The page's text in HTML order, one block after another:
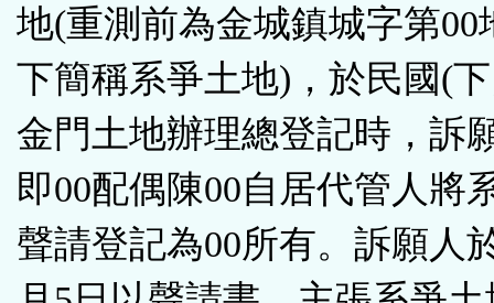
地(重測前為金城鎮城字第00
下簡稱系爭土地)，於民國(
金門土地辦理總登記時，訴
即00配偶陳00自居代管人將
聲請登記為00所有。訴願人